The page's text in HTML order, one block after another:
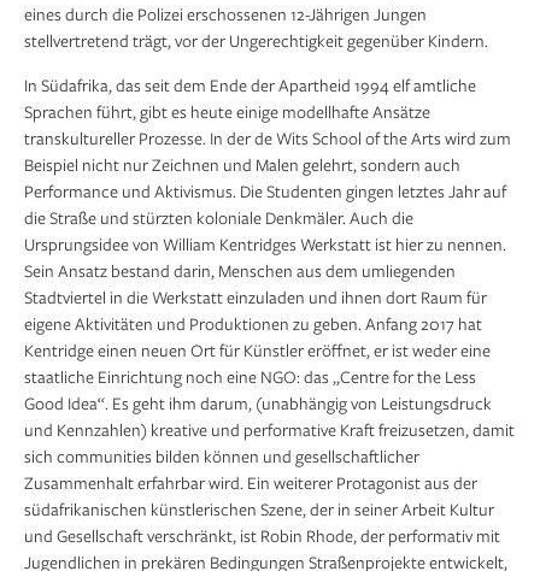
eines durch die Polizei erschossenen 12-Jährigen Jungen
stellvertretend trägt, vor der Ungerechtigkeit gegenüber Kindern.
In Südafrika, das seit dem Ende der Apartheid 1994 elf amtliche
Sprachen führt, gibt es heute einige modellhafte Ansätze
transkultureller Prozesse. In der de Wits School of the Arts wird zum
Beispiel nicht nur Zeichnen und Malen gelehrt, sondern auch
Performance und Aktivismus. Die Studenten gingen letztes Jahr auf
die Straße und stürzten koloniale Denkmäler. Auch die
Ursprungsidee von William Kentridges Werkstatt ist hier zu nennen.
Sein Ansatz bestand darin, Menschen aus dem umliegenden
Stadtviertel in die Werkstatt einzuladen und ihnen dort Raum für
eigene Aktivitäten und Produktionen zu geben. Anfang 2017 hat
Kentridge einen neuen Ort für Künstler eröffnet, er ist weder eine
staatliche Einrichtung noch eine NGO: das „Centre for the Less
Good Idea“. Es geht ihm darum, (unabhängig von Leistungsdruck
und Kennzahlen) kreative und performative Kraft freizusetzen, damit
sich communities bilden können und gesellschaftlicher
Zusammenhalt erfahrbar wird. Ein weiterer Protagonist aus der
südafrikanischen künstlerischen Szene, der in seiner Arbeit Kultur
und Gesellschaft verschränkt, ist Robin Rhode, der performativ mit
Jugendlichen in prekären Bedingungen Straßenprojekte entwickelt,